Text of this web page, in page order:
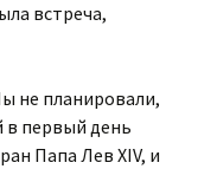
встреча,
не планировали,
в первый день
Папа Лев XIV, и